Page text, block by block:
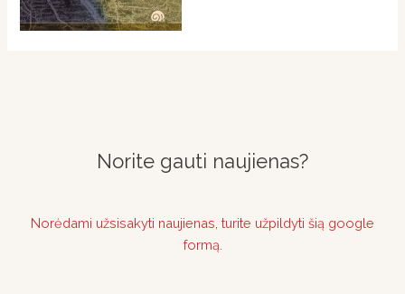
Norite gauti naujienas?
Norėdami užsisakyti naujienas, turite užpildyti šią google
formą.